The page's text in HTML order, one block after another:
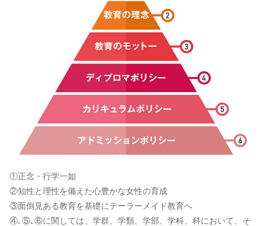
①正念・行学一如
②知性と理性を備えた心豊かな女性の育成
③面倒見ある教育を基礎にテーラーメイド教育へ
④､⑤､⑥に関しては、学群、学類、学部、学科、科において、そ